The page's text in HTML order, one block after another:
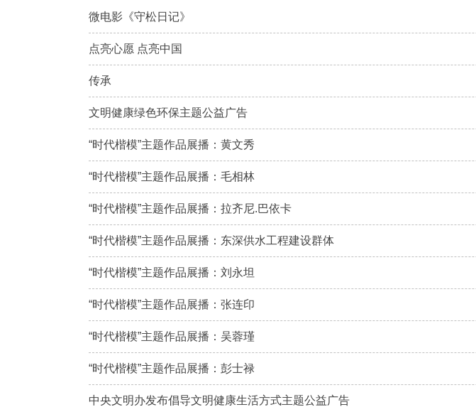
微电影《守松日记》
点亮心愿 点亮中国
传承
文明健康绿色环保主题公益广告
“时代楷模”主题作品展播：黄文秀
“时代楷模”主题作品展播：毛相林
“时代楷模”主题作品展播：拉齐尼.巴依卡
“时代楷模”主题作品展播：东深供水工程建设群体
“时代楷模”主题作品展播：刘永坦
“时代楷模”主题作品展播：张连印
“时代楷模”主题作品展播：吴蓉瑾
“时代楷模”主题作品展播：彭士禄
中央文明办发布倡导文明健康生活方式主题公益广告